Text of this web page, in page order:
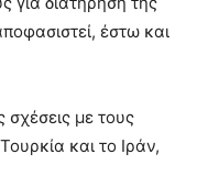
έστω και
σχέσεις με τους
και το Ιράν,